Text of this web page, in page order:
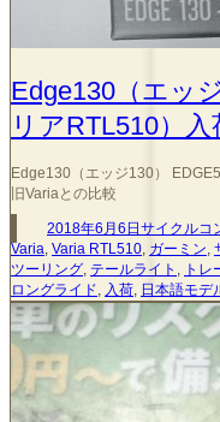
Edge130（エッ
リアRTL510）
Edge130（エッジ130）
旧Variaとの比較
投
稿
日:
2018年6月6日 カ
テ
ゴ
リ
サイクルコ
Varia, Varia RTL510, ガーミン,
ツーリング, テールライト , トレ
ロングライド, 入荷, 日本語モデ